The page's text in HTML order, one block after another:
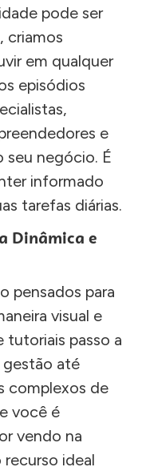
pode ser
criamos
em qualquer
episódios
e
seu negócio. É
informado
tarefas diárias.
Dinâmica e
pensados para
visual e
tutoriais passo a
gestão até
complexos de
você é
vendo na
ideal